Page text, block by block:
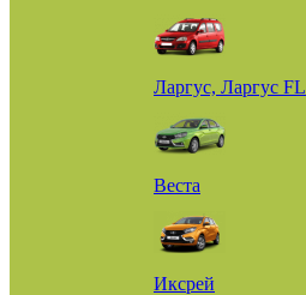
Ларгус, Ларгус FL
Веста
Иксрей